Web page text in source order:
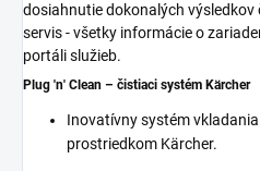
dosiahnutie dokonalých
servis - všetky informácie o
portáli služieb.
Plug 'n' Clean – čistiaci systém Kärcher
Inovatívny systém
prostriedkom Kärcher.